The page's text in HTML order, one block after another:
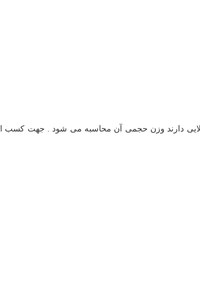
دارند وزن حجمی آن محاسبه می شود . جهت